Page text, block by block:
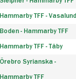
Hammarby TFF - Vasalund
Boden - Hammarby TFF
Hammarby TFF - Täby
Örebro Syrianska -
Hammarby TFF